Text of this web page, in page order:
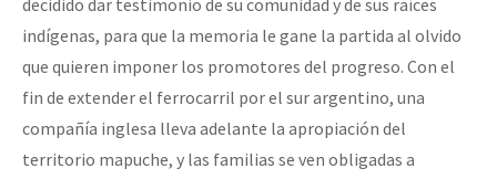
Niñxs
ETIQUETAS
MULTIMEDIA
Audio
Se o México sabe, que o mundo saiba! Nossas lutas pela
[25 abr – CDMX] Tokín por el CNI: 30 años de Resistencia y
indígenas, para que la memoria le gane la partida al olvido
que quieren imponer los promotores del progreso. Con el
fin de extender el ferrocarril por el sur argentino, una
compañía inglesa lleva adelante la apropiación del
territorio mapuche, y las familias se ven obligadas a